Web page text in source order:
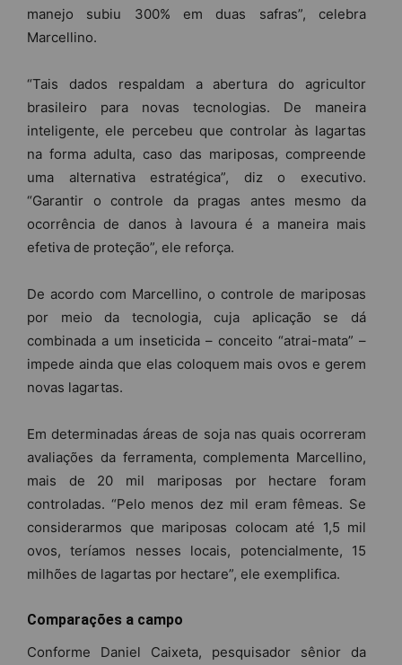
manejo subiu 300% em duas safras”, celebra
Marcellino.
“Tais dados respaldam a abertura do agricultor
brasileiro para novas tecnologias. De maneira
inteligente, ele percebeu que controlar às lagartas
na forma adulta, caso das mariposas, compreende
uma alternativa estratégica”, diz o executivo.
“Garantir o controle da pragas antes mesmo da
ocorrência de danos à lavoura é a maneira mais
efetiva de proteção”, ele reforça.
De acordo com Marcellino, o controle de mariposas
por meio da tecnologia, cuja aplicação se dá
combinada a um inseticida – conceito “atrai-mata” –
impede ainda que elas coloquem mais ovos e gerem
novas lagartas.
Em determinadas áreas de soja nas quais ocorreram
avaliações da ferramenta, complementa Marcellino,
mais de 20 mil mariposas por hectare foram
controladas. “Pelo menos dez mil eram fêmeas. Se
considerarmos que mariposas colocam até 1,5 mil
ovos, teríamos nesses locais, potencialmente, 15
milhões de lagartas por hectare”, ele exemplifica.
Comparações a campo
Conforme Daniel Caixeta, pesquisador sênior da